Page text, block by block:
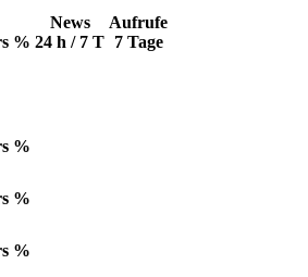
%
News
24 h / 7 T
Aufrufe
7 Tage
%
%
%